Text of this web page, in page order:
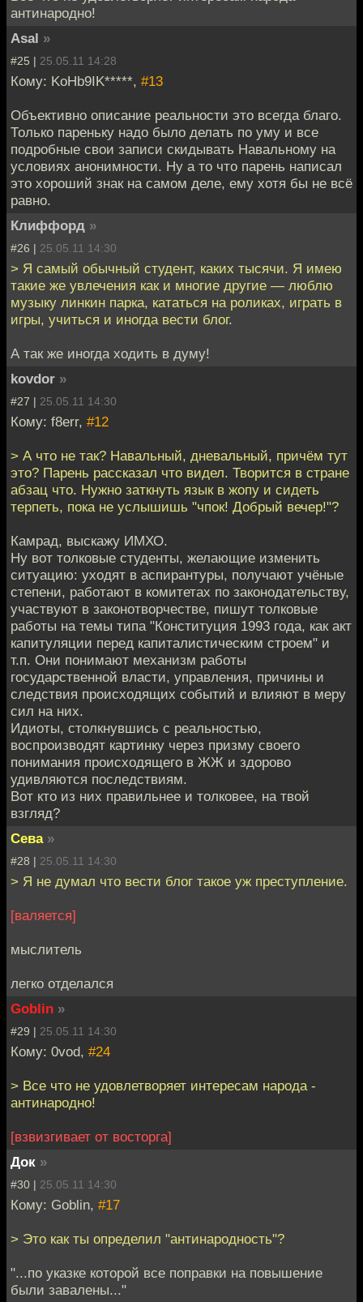
антинародно!
Asal »
#25 | 25.05.11 14:28
Кому: KoHb9IK*****, #13
Объективно описание реальности это всегда благо.
Только пареньку надо было делать по уму и все
подробные свои записи скидывать Навальному на
условиях анонимности. Ну а то что парень написал
это хороший знак на самом деле, ему хотя бы не всё
равно.
Клиффорд »
#26 | 25.05.11 14:30
> Я самый обычный студент, каких тысячи. Я имею
такие же увлечения как и многие другие — люблю
музыку линкин парка, кататься на роликах, играть в
игры, учиться и иногда вести блог.
А так же иногда ходить в думу!
kovdor »
#27 | 25.05.11 14:30
Кому: f8err, #12
> А что не так? Навальный, дневальный, причём тут
это? Парень рассказал что видел. Творится в стране
абзац что. Нужно заткнуть язык в жопу и сидеть
терпеть, пока не услышишь "чпок! Добрый вечер!"?
Камрад, выскажу ИМХО.
Ну вот толковые студенты, желающие изменить
ситуацию: уходят в аспирантуры, получают учёные
степени, работают в комитетах по законодательству,
участвуют в законотворчестве, пишут толковые
работы на темы типа "Конституция 1993 года, как акт
капитуляции перед капиталистическим строем" и
т.п. Они понимают механизм работы
государственной власти, управления, причины и
следствия происходящих событий и влияют в меру
сил на них.
Идиоты, столкнувшись с реальностью,
воспроизводят картинку через призму своего
понимания происходящего в ЖЖ и здорово
удивляются последствиям.
Вот кто из них правильнее и толковее, на твой
взгляд?
Сева »
#28 | 25.05.11 14:30
> Я не думал что вести блог такое уж преступление.
[валяется]
мыслитель
легко отделался
Goblin »
#29 | 25.05.11 14:30
Кому: 0vod, #24
> Все что не удовлетворяет интересам народа -
антинародно!
[взвизгивает от восторга]
Док »
#30 | 25.05.11 14:30
Кому: Goblin, #17
> Это как ты определил "антинародность"?
"...по указке которой все поправки на повышение
были завалены..."